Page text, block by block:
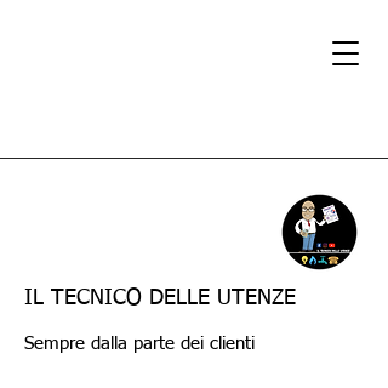
IL TECNICO DELLE UTENZE
Sempre dalla parte dei clienti